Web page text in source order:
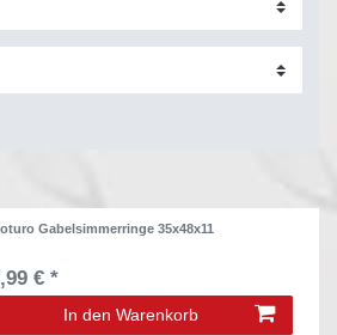
Gabelsimmerringe 35x48x11
€ *
In den Warenkorb